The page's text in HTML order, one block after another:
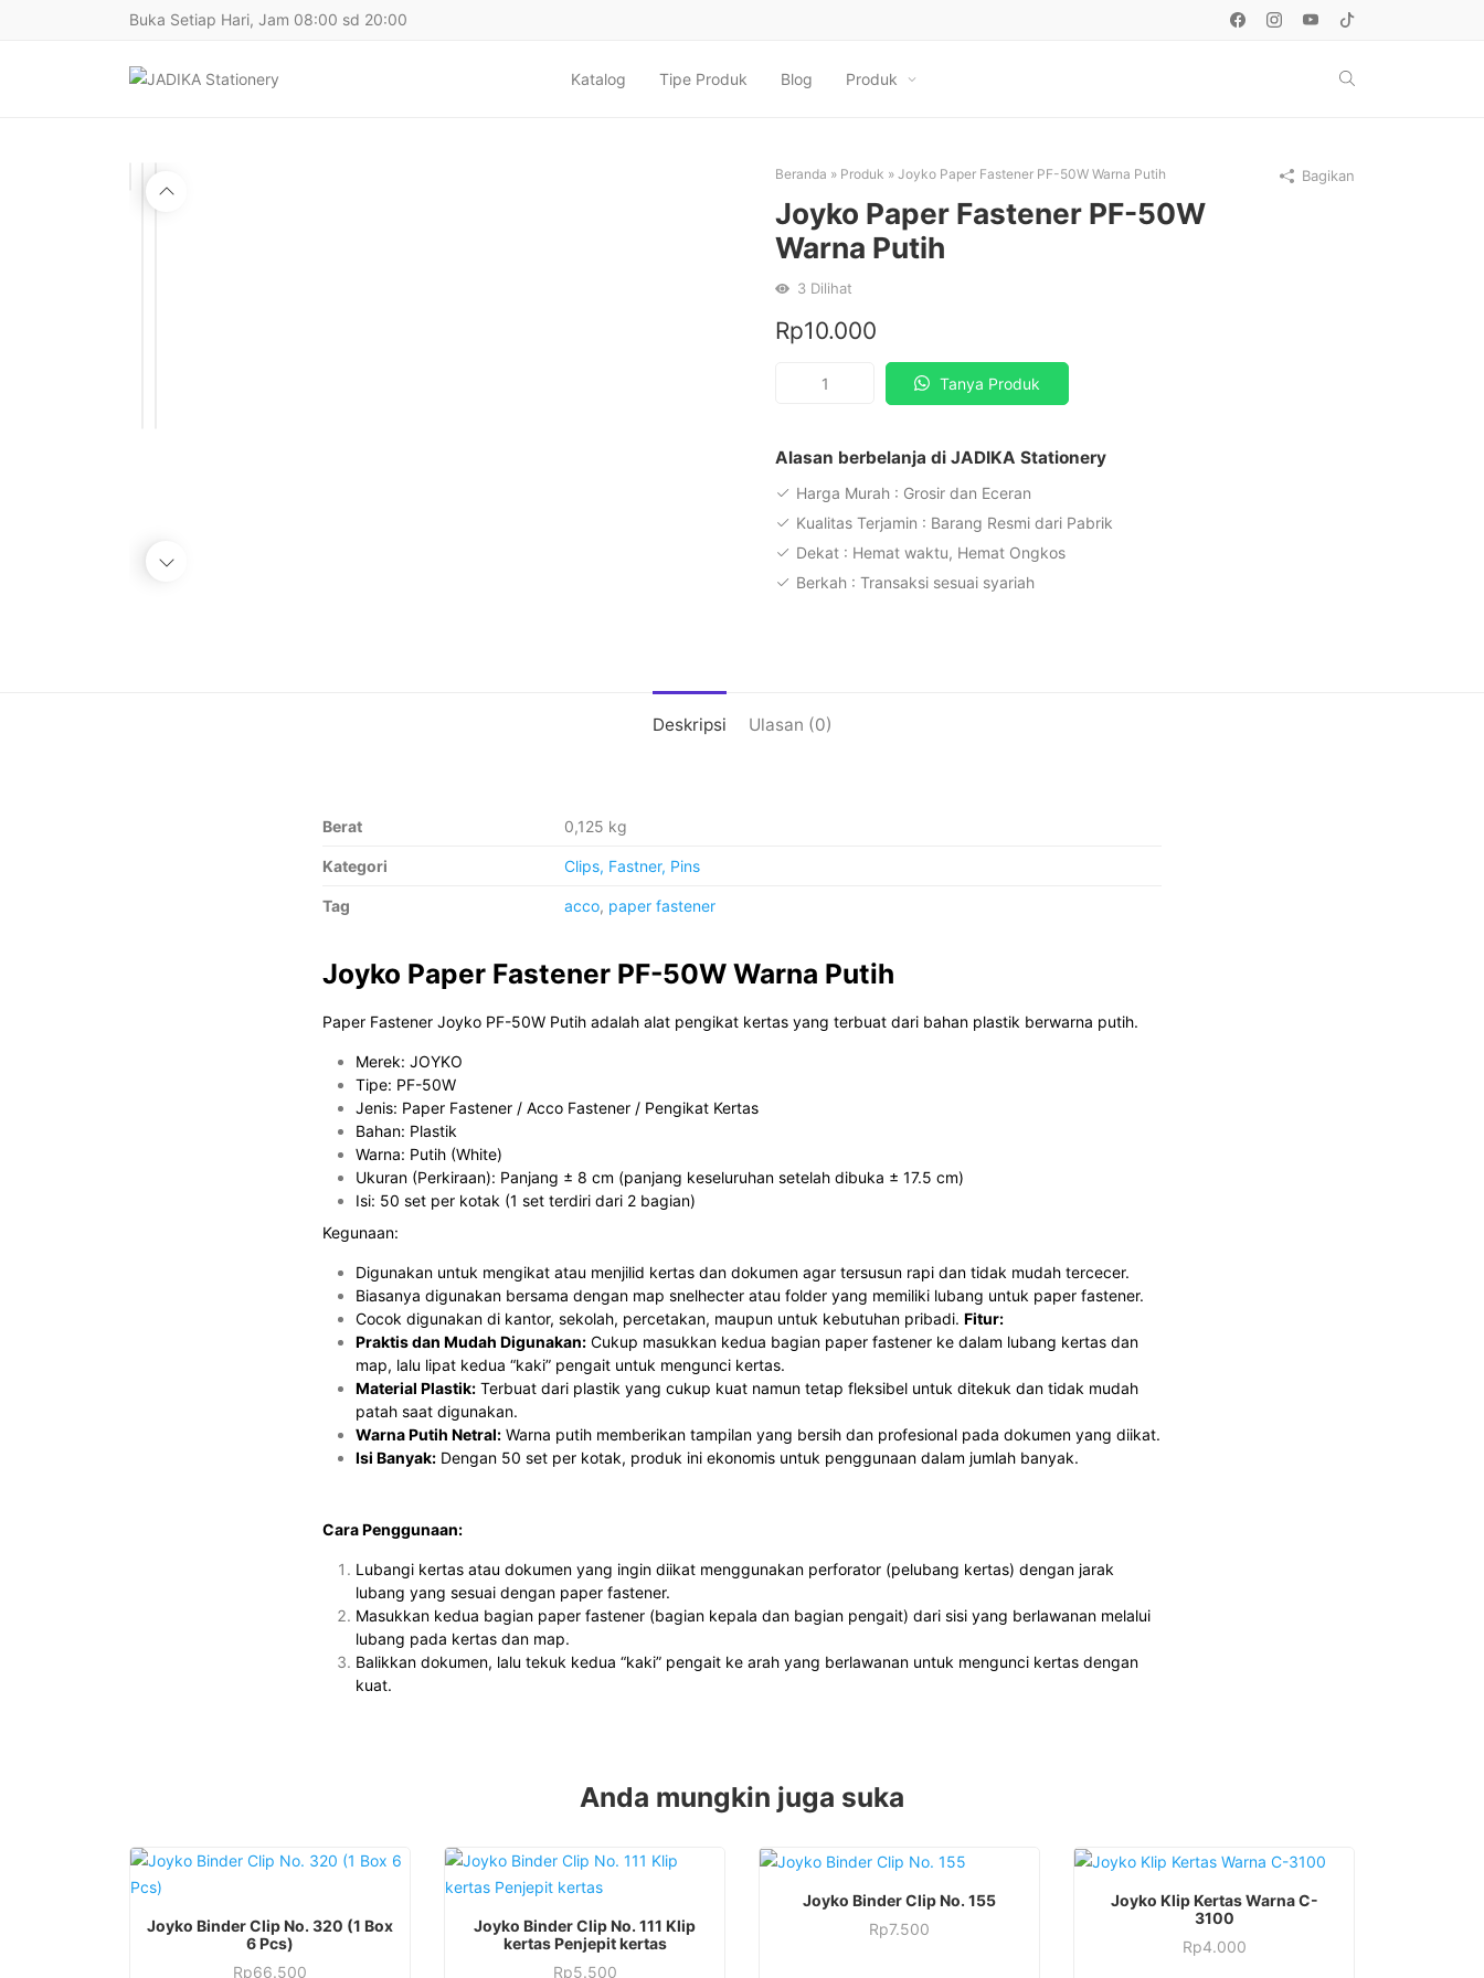
Buka Setiap Hari, Jam 08:00 sd 20:00
Katalog Tipe Produk Blog Produk
Beranda » Produk » Joyko Paper Fastener PF-50W Warna Putih
Joyko Paper Fastener PF-50W
Warna Putih
3 Dilihat
Rp10.000
Fastener
Warna
Putih
Tanya Produk
Alasan berbelanja di JADIKA Stationery
Harga Murah : Grosir dan Eceran
Kualitas Terjamin : Barang Resmi dari Pabrik
Dekat : Hemat waktu, Hemat Ongkos
Berkah : Transaksi sesuai syariah
Bagikan
Deskripsi Ulasan (0)
Berat 0,125 kg
Kategori Clips, Fastner, Pins
Tag acco, paper fastener
Joyko Paper Fastener PF-50W Warna Putih
Paper Fastener Joyko PF-50W Putih adalah alat pengikat kertas yang terbuat dari bahan plastik berwarna putih.
Merek: JOYKO
Tipe: PF-50W
Jenis: Paper Fastener / Acco Fastener / Pengikat Kertas
Bahan: Plastik
Warna: Putih (White)
Ukuran (Perkiraan): Panjang ± 8 cm (panjang keseluruhan setelah dibuka ± 17.5 cm)
Isi: 50 set per kotak (1 set terdiri dari 2 bagian)
Kegunaan:
Digunakan untuk mengikat atau menjilid kertas dan dokumen agar tersusun rapi dan tidak mudah tercecer.
Biasanya digunakan bersama dengan map snelhecter atau folder yang memiliki lubang untuk paper fastener.
Cocok digunakan di kantor, sekolah, percetakan, maupun untuk kebutuhan pribadi. Fitur:
Praktis dan Mudah Digunakan: Cukup masukkan kedua bagian paper fastener ke dalam lubang kertas dan
map, lalu lipat kedua “kaki” pengait untuk mengunci kertas.
Material Plastik: Terbuat dari plastik yang cukup kuat namun tetap fleksibel untuk ditekuk dan tidak mudah
patah saat digunakan.
Warna Putih Netral: Warna putih memberikan tampilan yang bersih dan profesional pada dokumen yang diikat.
Isi Banyak: Dengan 50 set per kotak, produk ini ekonomis untuk penggunaan dalam jumlah banyak.
Cara Penggunaan:
Lubangi kertas atau dokumen yang ingin diikat menggunakan perforator (pelubang kertas) dengan jarak
lubang yang sesuai dengan paper fastener.
Masukkan kedua bagian paper fastener (bagian kepala dan bagian pengait) dari sisi yang berlawanan melalui
lubang pada kertas dan map.
Balikkan dokumen, lalu tekuk kedua “kaki” pengait ke arah yang berlawanan untuk mengunci kertas dengan
kuat.
Anda mungkin juga suka
Joyko Binder Clip No. 320 (1 Box
6 Pcs)
Rp66.500
Joyko Binder Clip No. 111 Klip
kertas Penjepit kertas
Rp5.500
Joyko Binder Clip No. 155
Rp7.500
Joyko Klip Kertas Warna C-
3100
Rp4.000